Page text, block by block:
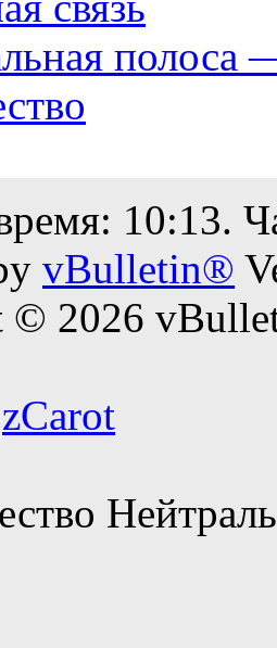
полоса
10:13.
vBulletin®
© 2026
zCarot